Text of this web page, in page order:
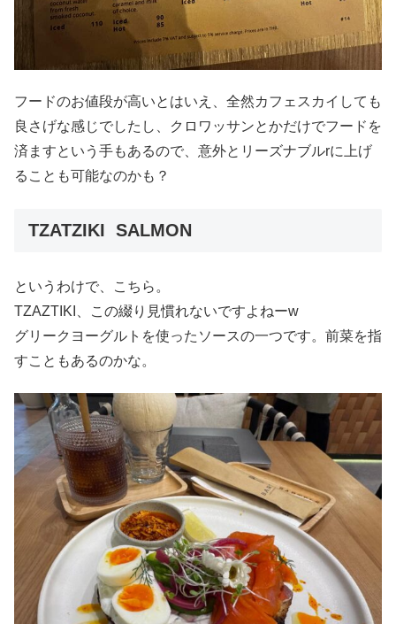
フードのお値段が高いとはいえ、全然カフェスカイしても
良さげな感じでしたし、クロワッサンとかだけでフードを
済ますという手もあるので、意外とリーズナブルrに上げ
ることも可能なのかも？
TZATZIKI SALMON
というわけで、こちら。
TZAZTIKI、この綴り見慣れないですよねーw
グリークヨーグルトを使ったソースの一つです。前菜を指
すこともあるのかな。